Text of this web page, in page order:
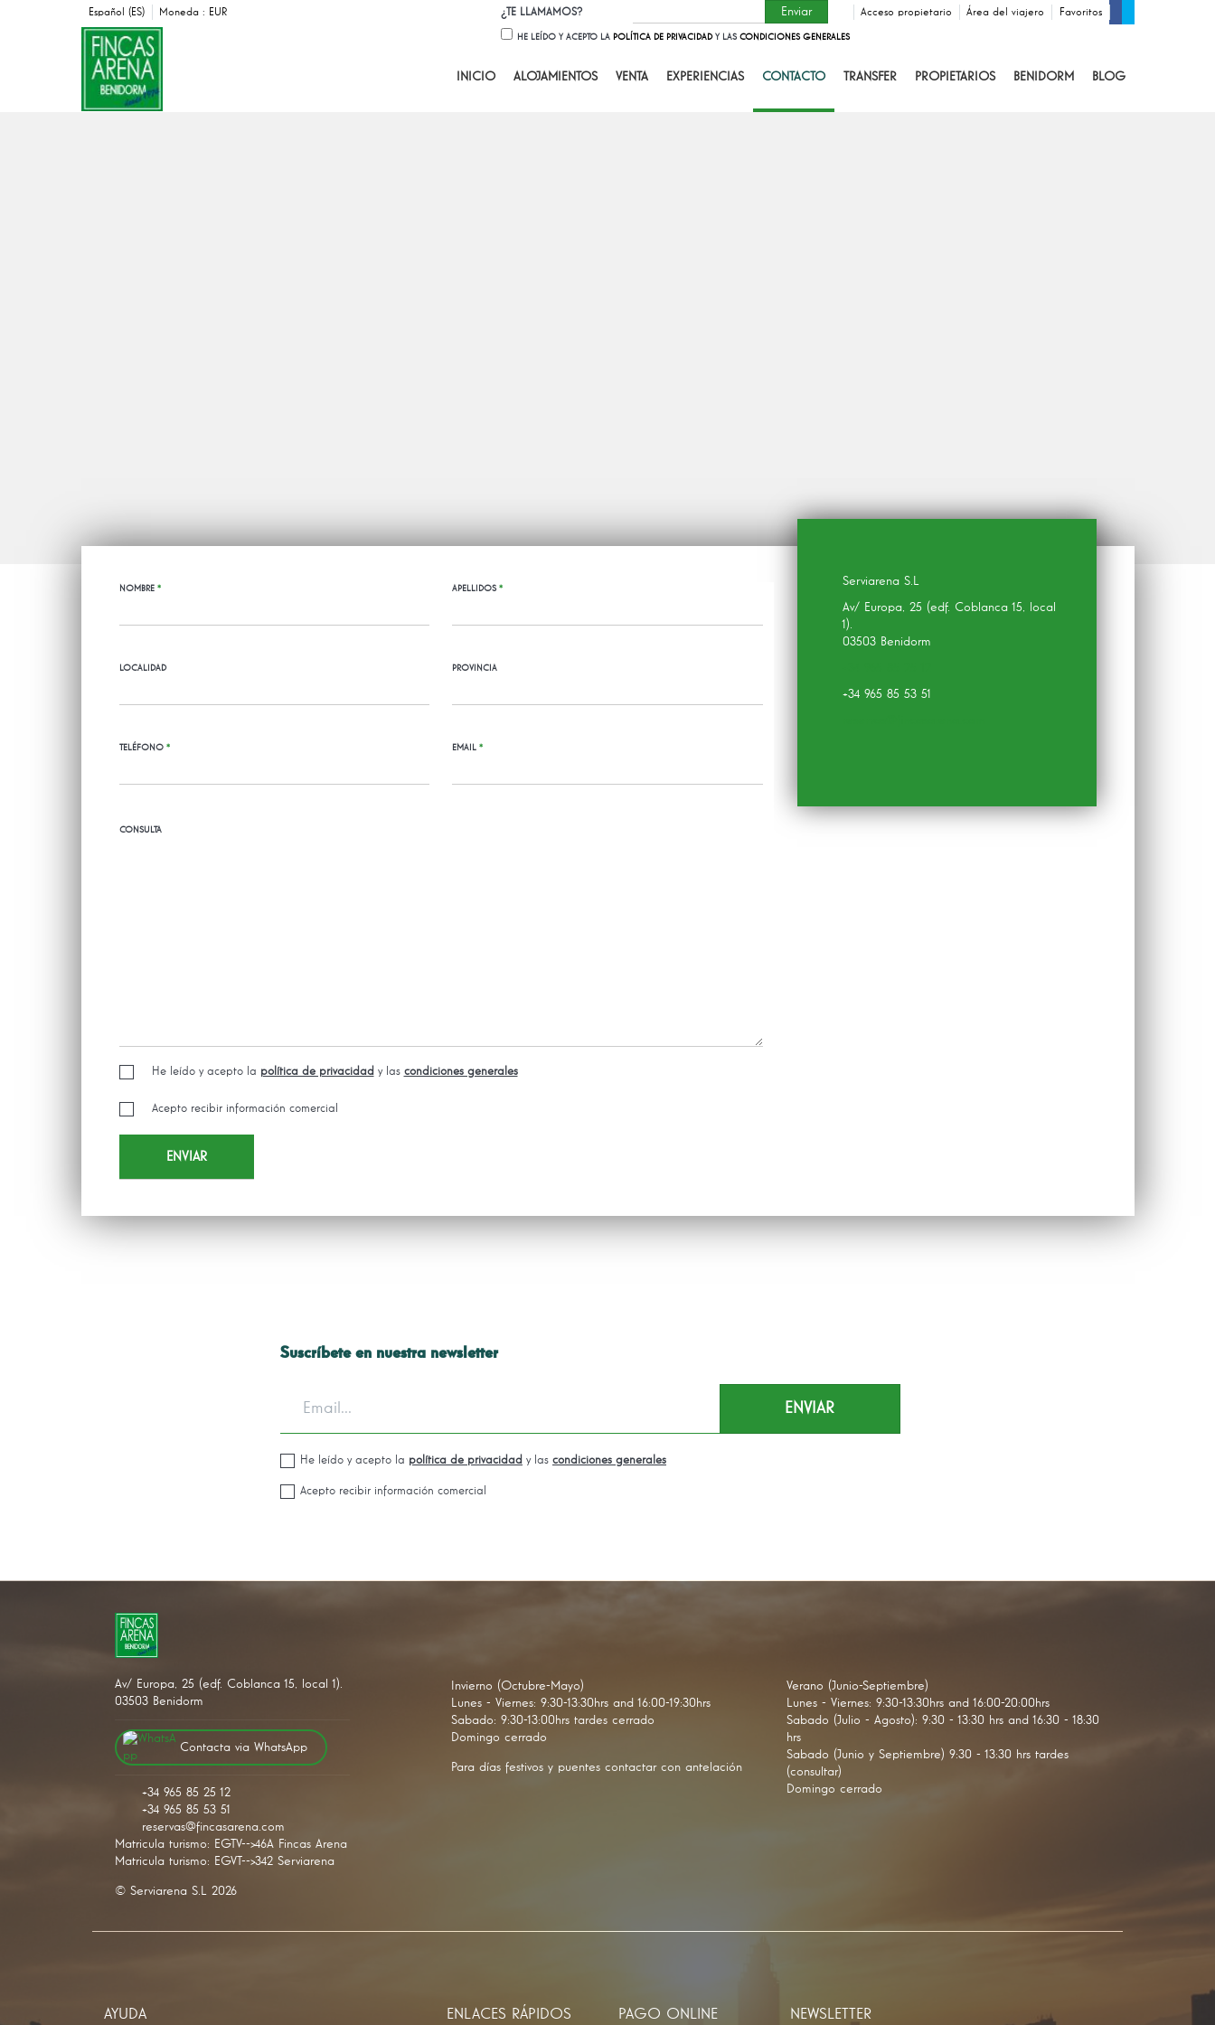
Español (ES) Moneda : EUR Favoritos
Área del viajero
Acceso propietario
¿TE LLAMAMOS?
HE LEÍDO Y ACEPTO LA POLÍTICA DE PRIVACIDADY LAS CONDICIONES GENERALES
INICIO ALOJAMIENTOS VENTA EXPERIENCIAS CONTACTO TRANSFER PROPIETARIOS BENIDORM BLOG
Serviarena S.L
Av/ Europa, 25 (edf. Coblanca 15, local
1).
03503 Benidorm
+34 965 85 53 51
NOMBRE * APELLIDOS*
LOCALIDAD PROVINCIA
TELÉFONO * EMAIL*
CONSULTA
He leído y acepto la política de privacidad y las condiciones generales
Acepto recibir información comercial
Suscríbete en nuestra newsletter
He leído y acepto la política de privacidad y las condiciones generales
Acepto recibir información comercial
Av/ Europa, 25 (edf. Coblanca 15, local 1).
03503 Benidorm
Contacta via WhatsApp
+34 965 85 25 12
+34 965 85 53 51
reservas@fincasarena.com
Matricula turismo: EGTV-->46A Fincas Arena
Matricula turismo: EGVT-->342 Serviarena
Invierno (Octubre-Mayo)
Lunes - Viernes: 9:30-13:30hrs and 16:00-19:30hrs
Sabado: 9:30-13:00hrs tardes cerrado
Domingo cerrado
Para días festivos y puentes contactar con antelación
Verano (Junio-Septiembre)
Lunes - Viernes: 9:30-13:30hrs and 16:00-20:00hrs
Sabado (Julio - Agosto): 9:30 - 13:30 hrs and 16:30 - 18:30
hrs
Sabado (Junio y Septiembre) 9:30 - 13:30 hrs tardes
(consultar)
Domingo cerrado
© Serviarena S.L 2026
AYUDA ENLACES RÁPIDOS PAGO ONLINE NEWSLETTER